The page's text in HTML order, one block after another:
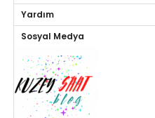
Yardım
Sosyal Medya